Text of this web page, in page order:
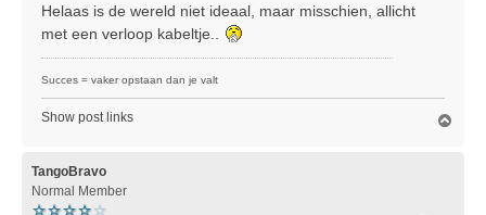
Helaas is de wereld niet ideaal, maar misschien, allicht
met een verloop kabeltje..
Succes = vaker opstaan dan je valt
Show post links
TangoBravo
Normal Member